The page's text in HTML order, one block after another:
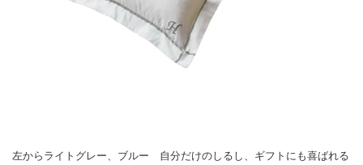
左からライトグレー、ブルー 自分だけのしるし、ギフトにも喜ばれる